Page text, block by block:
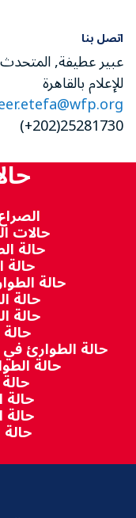
اتصل بنا
عبير عطيفة, المتحدث
للإعلام بالقاهرة
25281730(202+)
حالات
حالة
حالة
حالة
حالة
حالة
حالة الطوارئ
حالة
حالة